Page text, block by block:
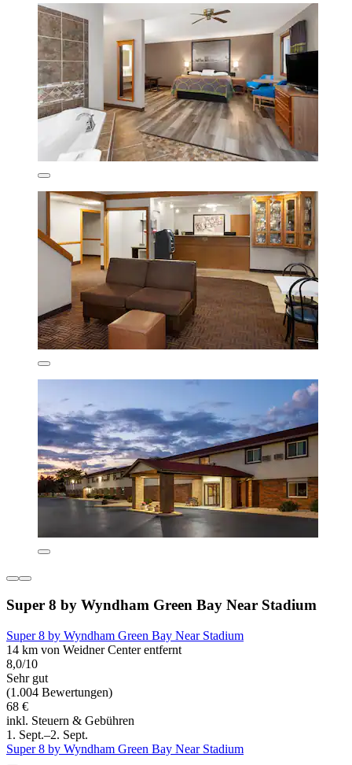
Super 8 by Wyndham Green Bay Near Stadium
Super 8 by Wyndham Green Bay Near Stadium
14 km von Weidner Center entfernt
8,0/10
Sehr gut
(1.004 Bewertungen)
68 €
inkl. Steuern & Gebühren
1. Sept.–2. Sept.
Super 8 by Wyndham Green Bay Near Stadium